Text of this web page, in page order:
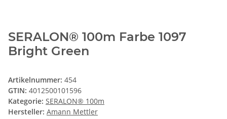
SERALON® 100m Farbe 1097
Bright Green
Artikelnummer: 454
GTIN: 4012500101596
Kategorie: SERALON® 100m
Hersteller: Amann Mettler